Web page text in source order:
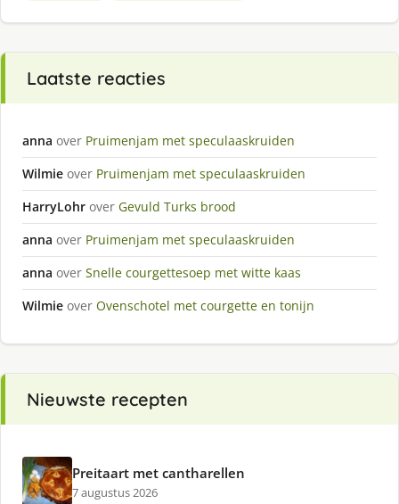
Laatste reacties
anna over Pruimenjam met speculaaskruiden
Wilmie over Pruimenjam met speculaaskruiden
HarryLohr over Gevuld Turks brood
anna over Pruimenjam met speculaaskruiden
anna over Snelle courgettesoep met witte kaas
Wilmie over Ovenschotel met courgette en tonijn
Nieuwste recepten
Preitaart met cantharellen
7 augustus 2026